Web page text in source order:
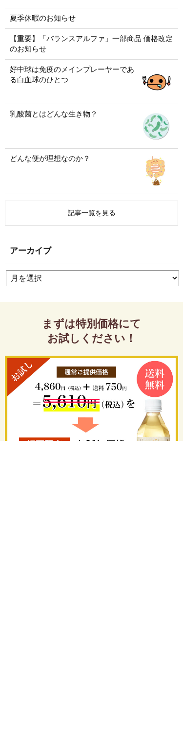
夏季休暇のお知らせ
【重要】「バランスアルファ」一部商品 価格改定
のお知らせ
好中球は免疫のメインプレーヤーであ
る白血球のひとつ
乳酸菌とはどんな生き物？
どんな便が理想なのか？
記事一覧を見る
アーカイブ
まずは特別価格にて
お試しください！